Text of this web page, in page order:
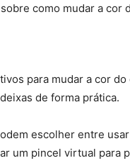
como mudar a cor
para mudar a cor
de forma prática.
escolher entre
um pincel virtual para